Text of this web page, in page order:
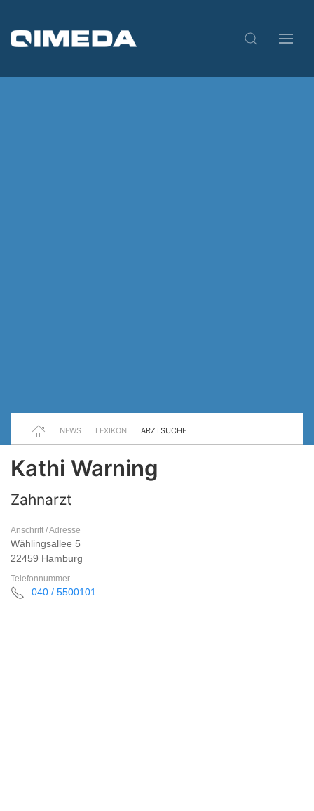
NEWS LEXIKON ARZTSUCHE
Kathi Warning
Zahnarzt
Anschrift / Adresse
Wählingsallee 5
22459 Hamburg
Telefonnummer
040 / 5500101